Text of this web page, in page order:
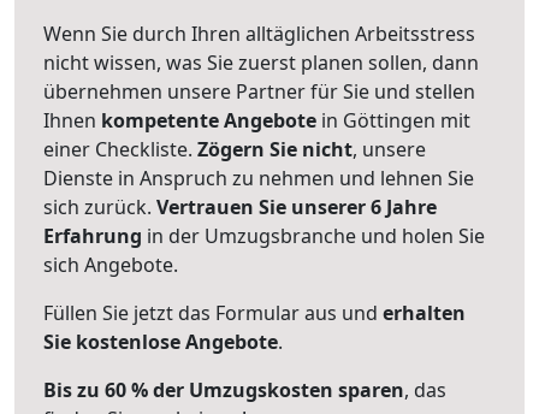
Wenn Sie durch Ihren alltäglichen Arbeitsstress
nicht wissen, was Sie zuerst planen sollen, dann
übernehmen unsere Partner für Sie und stellen
Ihnen kompetente Angebote in Göttingen mit
einer Checkliste. Zögern Sie nicht, unsere
Dienste in Anspruch zu nehmen und lehnen Sie
sich zurück. Vertrauen Sie unserer 6 Jahre
Erfahrung in der Umzugsbranche und holen Sie
sich Angebote.
Füllen Sie jetzt das Formular aus und erhalten
Sie kostenlose Angebote.
Bis zu 60 % der Umzugskosten sparen, das